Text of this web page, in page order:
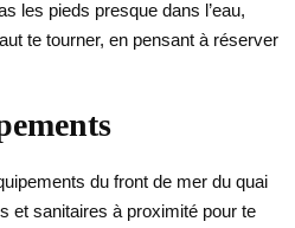
les pieds presque dans l’eau,
te tourner, en pensant à réserver
du front de mer du quai
et sanitaires à proximité pour te